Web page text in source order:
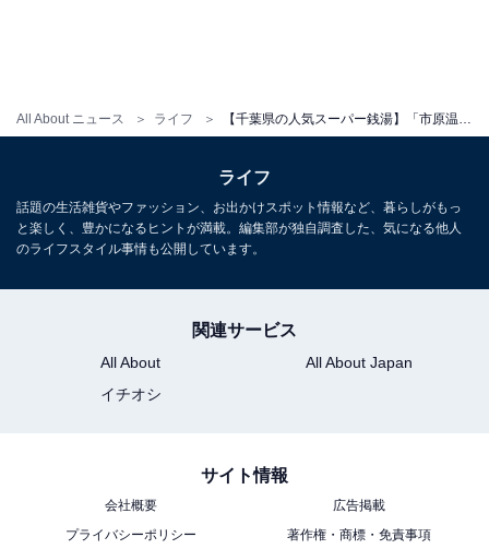
All About ニュース ライフ
こちらもおすすめ
郷」は圧巻のオートロウリュと外気浴が楽しめ
る。がっつりサウナ飯も
ライフ
話題の生活雑貨やファッション、お出かけスポット情報など、暮らしがもっ
と楽しく、豊かになるヒントが満載。編集部が独自調査した、気になる他人
のライフスタイル事情も公開しています。
関連サービス
All About
All About Japan
イチオシ
サイト情報
会社概要
広告掲載
プライバシーポリシー
著作権・商標・免責事項